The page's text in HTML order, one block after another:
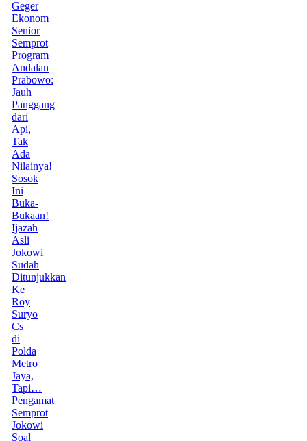
Geger
Ekonom
Senior
Semprot
Program
Andalan
Prabowo:
Jauh
Panggang
dari
Api,
Tak
Ada
Nilainya!
Sosok
Ini
Buka-
Bukaan!
Ijazah
Asli
Jokowi
Sudah
Ditunjukkan
Ke
Roy
Suryo
Cs
di
Polda
Metro
Jaya,
Tapi…
Pengamat
Semprot
Jokowi
Soal